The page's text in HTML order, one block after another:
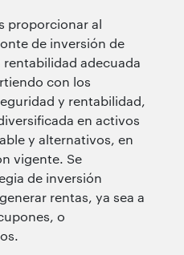
proporcionar al
de inversión de
adecuada
con los
y rentabilidad,
en activos
y alternativos, en
vigente. Se
de inversión
rentas, ya sea a
o